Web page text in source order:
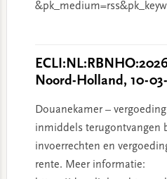
Noord-Holland, 10-
Douanekamer –
inmiddels terugontvangen
invoerrechten en
rente. Meer informatie: